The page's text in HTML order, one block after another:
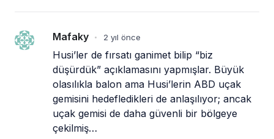
Mafaky • 2 yıl önce
Husi’ler de fırsatı ganimet bilip “biz
düşürdük” açıklamasını yapmışlar. Büyük
olasılıkla balon ama Husi’lerin ABD uçak
gemisini hedefledikleri de anlaşılıyor; ancak
uçak gemisi de daha güvenli bir bölgeye
çekilmiş…